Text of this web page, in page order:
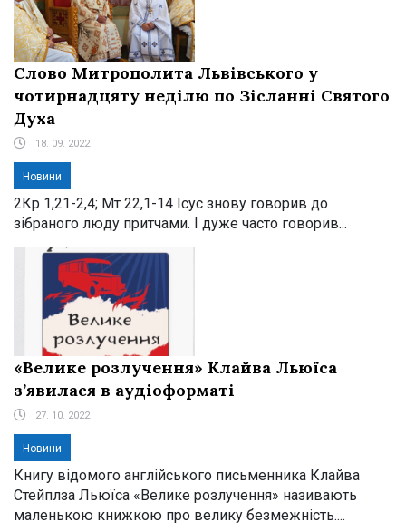
Слово Митрополита Львівського у
чотирнадцяту неділю по Зісланні Святого
Духа
18. 09. 2022
Новини
2Кр 1,21-2,4; Мт 22,1-14 Ісус знову говорив до
зібраного люду притчами. І дуже часто говорив...
«Велике розлучення» Клайва Льюїса
з’явилася в аудіоформаті
27. 10. 2022
Новини
Книгу відомого англійського письменника Клайва
Стейплза Льюїса «Велике розлучення» називають
маленькою книжкою про велику безмежність....